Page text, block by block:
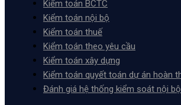
Kiểm toán BCTC
Kiểm toán nội bộ
Kiểm toán thuế
Kiểm toán theo yêu cầu
Kiểm toán xây dựng
Kiểm toán quyết toán dự án hoàn
Đánh giá hệ thống kiểm soát nội bộ